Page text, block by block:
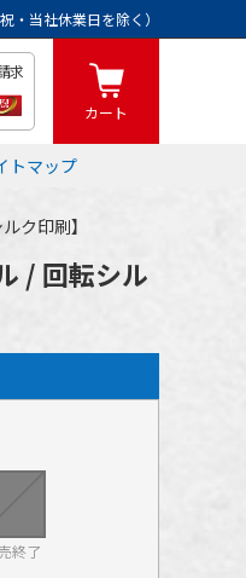
・当社休業日を除く）
求
カート
トマップ
ク印刷】
/ 回転シル
終了